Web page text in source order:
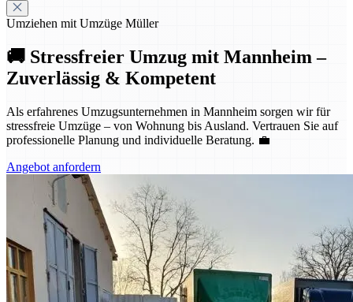
Umziehen mit Umzüge Müller
🚚 Stressfreier Umzug mit Mannheim –
Zuverlässig & Kompetent
Als erfahrenes Umzugsunternehmen in Mannheim sorgen wir für
stressfreie Umzüge – von Wohnung bis Ausland. Vertrauen Sie auf
professionelle Planung und individuelle Beratung. 💼
Angebot anfordern